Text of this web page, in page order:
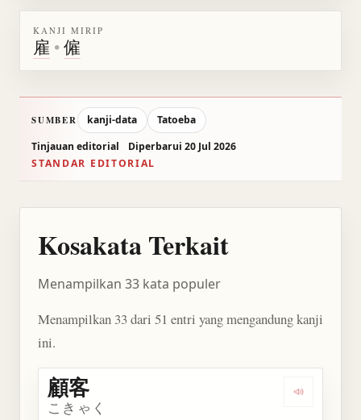
KANJI MIRIP
雇 •僱
SUMBER kanji-data
Tatoeba
Tinjauan editorial
Diperbarui 20 Jul 2026
STANDAR EDITORIAL
Kosakata Terkait
Menampilkan 33 kata populer
Menampilkan 33 dari 51 entri yang mengandung kanji
ini.
Dengarkan
顧客
こきゃく